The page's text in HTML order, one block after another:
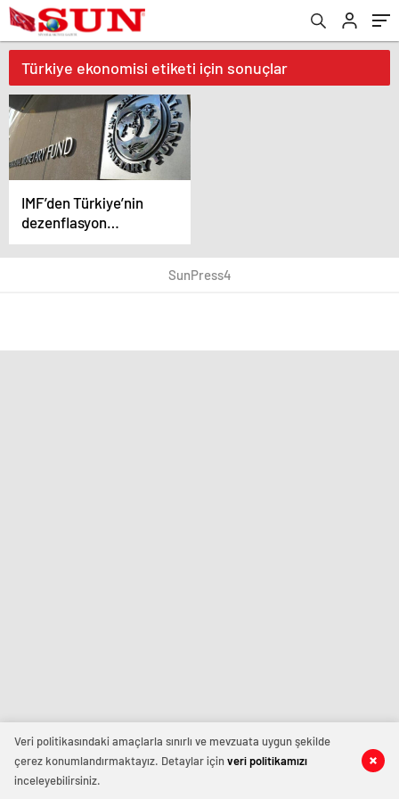
Türkiye ekonomisi etiketi için sonuçlar
IMF’den Türkiye’nin
dezenflasyon
programına övgü
SunPress4
Veri politikasındaki amaçlarla sınırlı ve mevzuata uygun şekilde
çerez konumlandırmaktayız. Detaylar içinveri politikamızı
inceleyebilirsiniz.